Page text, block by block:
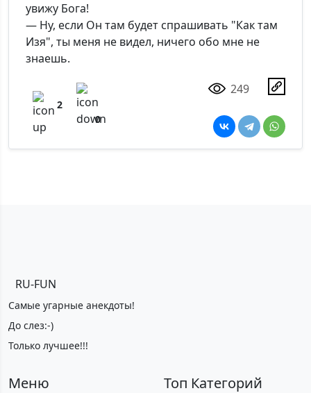
увижу Бога!
— Ну, если Он там будет спрашивать "Как там
Изя", ты меня не видел, ничего обо мне не
знаешь.
2
0
249
RU-FUN
Самые угарные анекдоты!
До слез:-)
Только лучшее!!!
Меню Топ Категорий